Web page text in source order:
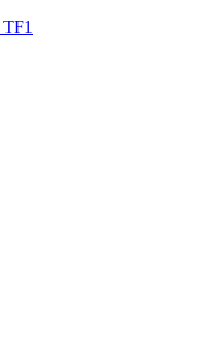
TF1